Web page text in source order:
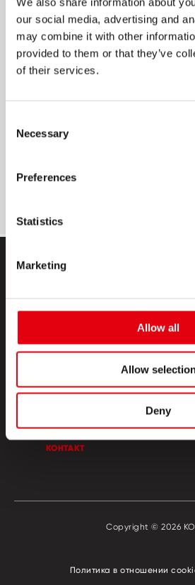
our social media, advertising and
may combine it with other
provided to them or that they’ve
of their services.
Selection
Necessary
Preferences
Statistics
Marketing
Allow all
Allow
Deny
Полипропиленовая
сильными клеящими
Невидна на бумаге
На матовой стороне ленты
Идеально подходит для
Длина: 33 м; Ширина: 12 или
ПРОДУКТЫ
КРЕАТИВНЫЙ УГОЛОК
КОНТАКТ
Copyright © 2026
Политика в отношении